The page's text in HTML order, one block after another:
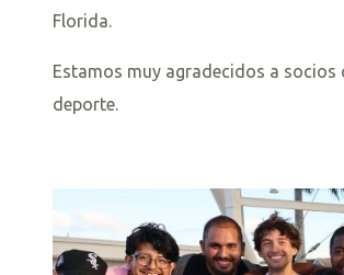
Florida.
Estamos muy agradecidos a
deporte.